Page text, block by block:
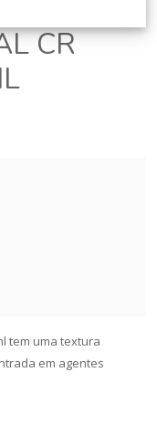
CR
tem uma textura
em agentes